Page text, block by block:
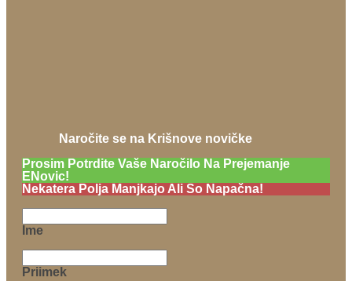
Naročite se na Krišnove novičke
Prosim Potrdite Vaše Naročilo Na Prejemanje
ENovic!
Nekatera Polja Manjkajo Ali So Napačna!
Ime
Priimek